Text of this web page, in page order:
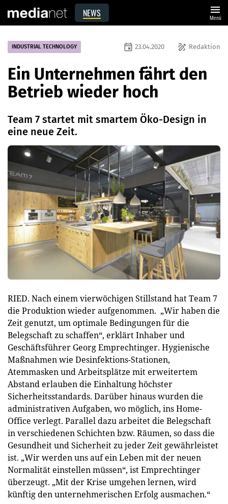
NEWS menu
Menü
INDUSTRIAL TECHNOLOGY draw Redaktion
event 23.04.2020
Ein Unternehmen fährt den
Betrieb wieder hoch
Team 7 startet mit smartem Öko-Design in
eine neue Zeit.
RIED. Nach einem vierwöchigen Stillstand hat Team 7
die Produktion wieder aufgenommen. „Wir haben die
Zeit genutzt, um optimale Bedingungen für die
Belegschaft zu schaffen“, erklärt Inhaber und
Geschäftsführer Georg Emprechtinger. Hygienische
Maßnahmen wie Desinfektions-Stationen,
Atemmasken und Arbeitsplätze mit erweitertem
Abstand erlauben die Einhaltung höchster
Sicherheitsstandards. Darüber hinaus wurden die
administrativen Aufgaben, wo möglich, ins Home-
Office verlegt. Parallel dazu arbeitet die Belegschaft
in verschiedenen Schichten bzw. Räumen, so dass die
Gesundheit und Sicherheit zu jeder Zeit gewährleistet
ist. „Wir werden uns auf ein Leben mit der neuen
Normalität einstellen müssen“, ist Emprechtinger
überzeugt. „Mit der Krise umgehen lernen, wird
künftig den unternehmerischen Erfolg ausmachen.“